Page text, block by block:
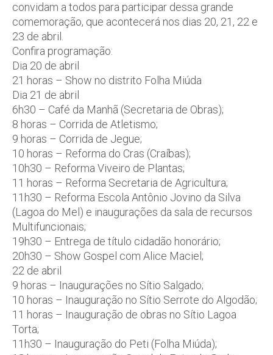
convidam a todos para participar dessa grande
comemoração, que acontecerá nos dias 20, 21, 22 e
23 de abril.
Confira programação:
Dia 20 de abril
21 horas – Show no distrito Folha Miúda
Dia 21 de abril
6h30 – Café da Manhã (Secretaria de Obras);
8 horas – Corrida de Atletismo;
9 horas – Corrida de Jegue;
10 horas – Reforma do Cras (Craíbas);
10h30 – Reforma Viveiro de Plantas;
11 horas – Reforma Secretaria de Agricultura;
11h30 – Reforma Escola Antônio Jovino da Silva
(Lagoa do Mel) e inaugurações da sala de recursos
Multifuncionais;
19h30 – Entrega de título cidadão honorário;
20h30 – Show Gospel com Alice Maciel;
22 de abril
9 horas – Inaugurações no Sítio Salgado;
10 horas – Inauguração no Sítio Serrote do Algodão;
11 horas – Inauguração de obras no Sítio Lagoa
Torta;
11h30 – Inauguração do Peti (Folha Miúda);